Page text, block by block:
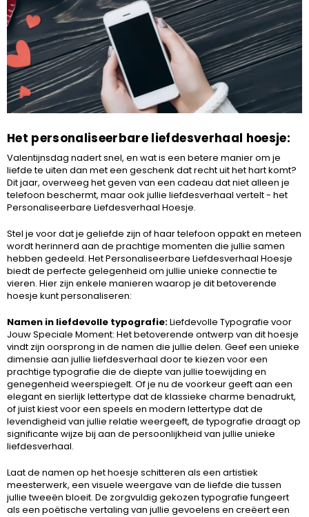
Het personaliseerbare liefdesverhaal hoesje:
Valentijnsdag nadert snel, en wat is een betere manier om je
liefde te uiten dan met een geschenk dat recht uit het hart komt?
Dit jaar, overweeg het geven van een cadeau dat niet alleen je
telefoon beschermt, maar ook jullie liefdesverhaal vertelt - het
Personaliseerbare Liefdesverhaal Hoesje.
Stel je voor dat je geliefde zijn of haar telefoon oppakt en meteen
wordt herinnerd aan de prachtige momenten die jullie samen
hebben gedeeld. Het Personaliseerbare Liefdesverhaal Hoesje
biedt de perfecte gelegenheid om jullie unieke connectie te
vieren. Hier zijn enkele manieren waarop je dit betoverende
hoesje kunt personaliseren:
Namen in liefdevolle typografie:Liefdevolle Typografie voor
Jouw Speciale Moment: Het betoverende ontwerp van dit hoesje
vindt zijn oorsprong in de namen die jullie delen. Geef een unieke
dimensie aan jullie liefdesverhaal door te kiezen voor een
prachtige typografie die de diepte van jullie toewijding en
genegenheid weerspiegelt. Of je nu de voorkeur geeft aan een
elegant en sierlijk lettertype dat de klassieke charme benadrukt,
of juist kiest voor een speels en modern lettertype dat de
levendigheid van jullie relatie weergeeft, de typografie draagt op
significante wijze bij aan de persoonlijkheid van jullie unieke
liefdesverhaal.
Laat de namen op het hoesje schitteren als een artistiek
meesterwerk, een visuele weergave van de liefde die tussen
jullie tweeën bloeit. De zorgvuldig gekozen typografie fungeert
als een poëtische vertaling van jullie gevoelens en creëert een